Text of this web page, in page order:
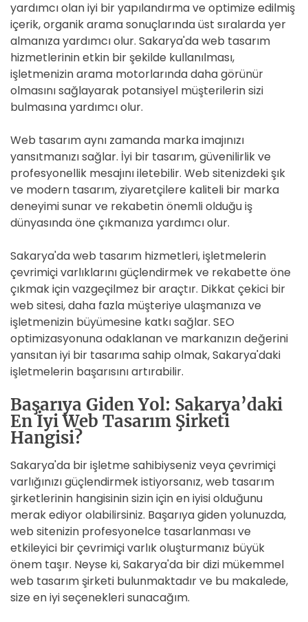
yardımcı olan iyi bir yapılandırma ve optimize edilmiş
içerik, organik arama sonuçlarında üst sıralarda yer
almanıza yardımcı olur. Sakarya'da web tasarım
hizmetlerinin etkin bir şekilde kullanılması,
işletmenizin arama motorlarında daha görünür
olmasını sağlayarak potansiyel müşterilerin sizi
bulmasına yardımcı olur.
Web tasarım aynı zamanda marka imajınızı
yansıtmanızı sağlar. İyi bir tasarım, güvenilirlik ve
profesyonellik mesajını iletebilir. Web sitenizdeki şık
ve modern tasarım, ziyaretçilere kaliteli bir marka
deneyimi sunar ve rekabetin önemli olduğu iş
dünyasında öne çıkmanıza yardımcı olur.
Sakarya'da web tasarım hizmetleri, işletmelerin
çevrimiçi varlıklarını güçlendirmek ve rekabette öne
çıkmak için vazgeçilmez bir araçtır. Dikkat çekici bir
web sitesi, daha fazla müşteriye ulaşmanıza ve
işletmenizin büyümesine katkı sağlar. SEO
optimizasyonuna odaklanan ve markanızın değerini
yansıtan iyi bir tasarıma sahip olmak, Sakarya'daki
işletmelerin başarısını artırabilir.
Başarıya Giden Yol: Sakarya’daki
En İyi Web Tasarım Şirketi
Hangisi?
Sakarya'da bir işletme sahibiyseniz veya çevrimiçi
varlığınızı güçlendirmek istiyorsanız, web tasarım
şirketlerinin hangisinin sizin için en iyisi olduğunu
merak ediyor olabilirsiniz. Başarıya giden yolunuzda,
web sitenizin profesyonelce tasarlanması ve
etkileyici bir çevrimiçi varlık oluşturmanız büyük
önem taşır. Neyse ki, Sakarya'da bir dizi mükemmel
web tasarım şirketi bulunmaktadır ve bu makalede,
size en iyi seçenekleri sunacağım.